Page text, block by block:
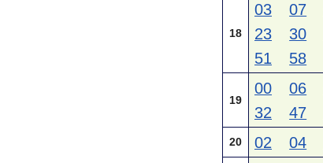
18
03 07
23
30
51
58
19
00 06
32
47
20 02 04